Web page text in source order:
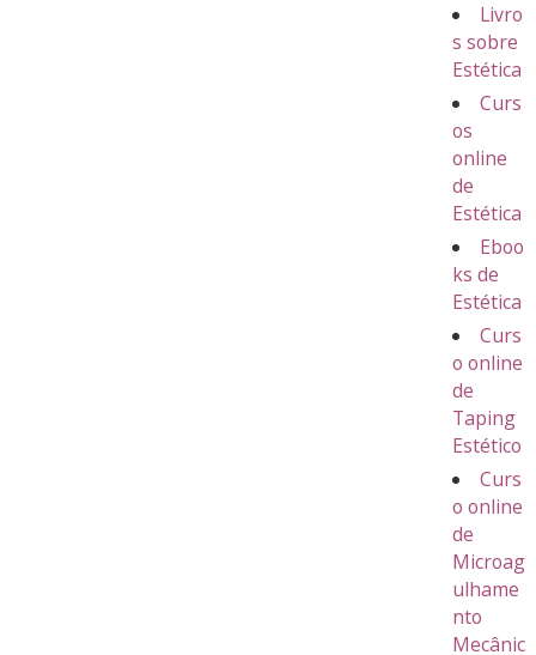
Livro
s sobre
Estética
Curs
os
online
de
Estética
Eboo
ks de
Estética
Curs
o online
de
Taping
Estético
Curs
o online
de
Microag
ulhame
nto
Mecânic